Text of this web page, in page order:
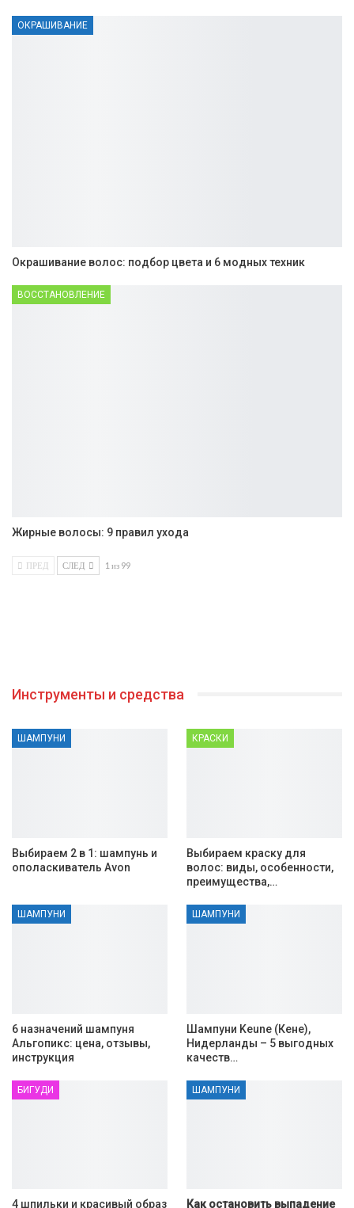
ОКРАШИВАНИЕ
Окрашивание волос: подбор цвета и 6 модных техник
ВОССТАНОВЛЕНИЕ
Жирные волосы: 9 правил ухода
ПРЕД СЛЕД 1 из 99
Инструменты и средства
ШАМПУНИ
Выбираем 2 в 1: шампунь и
ополаскиватель Avon
КРАСКИ
Выбираем краску для
волос: виды, особенности,
преимущества,…
ШАМПУНИ
6 назначений шампуня
Альгопикс: цена, отзывы,
инструкция
ШАМПУНИ
Шампуни Keune (Кене),
Нидерланды – 5 выгодных
качеств…
БИГУДИ
4 шпильки и красивый образ
ШАМПУНИ
Как остановить выпадение